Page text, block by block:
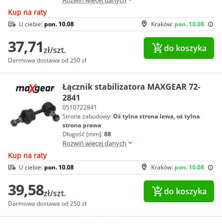
Kup na raty
Kraków: pon. 10.08
U ciebie: pon. 10.08
37,71zł/szt.
Darmowa dostawa od 250 zł
do koszyka
Łącznik stabilizatora MAXGEAR 72-
2841
0510722841
Strona zabudowy:Oś tylna strona lewa, oś tylna
strona prawa
Długość [mm]:88
Rozwiń więcej danych
Kup na raty
Kraków: pon. 10.08
U ciebie: pon. 10.08
39,58zł/szt.
Darmowa dostawa od 250 zł
do koszyka